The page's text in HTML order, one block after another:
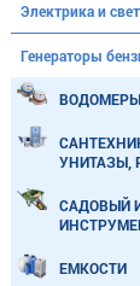
Электрика и свет
Генераторы
УНИТАЗЫ,
САДОВЫЙ
ЕМКОСТИ